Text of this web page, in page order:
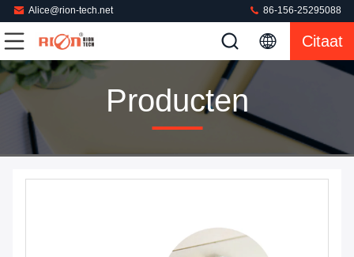
Alice@rion-tech.net 86-156-25295088
Citaat
Producten